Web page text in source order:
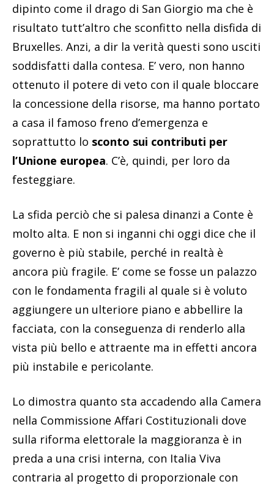
dipinto come il drago di San Giorgio ma che è
risultato tutt’altro che sconfitto nella disfida di
Bruxelles. Anzi, a dir la verità questi sono usciti
soddisfatti dalla contesa. E’ vero, non hanno
ottenuto il potere di veto con il quale bloccare
la concessione della risorse, ma hanno portato
a casa il famoso freno d’emergenza e
soprattutto lo sconto sui contributi per
l’Unione europea. C’è, quindi, per loro da
festeggiare.
La sfida perciò che si palesa dinanzi a Conte è
molto alta. E non si inganni chi oggi dice che il
governo è più stabile, perché in realtà è
ancora più fragile. E’ come se fosse un palazzo
con le fondamenta fragili al quale si è voluto
aggiungere un ulteriore piano e abbellire la
facciata, con la conseguenza di renderlo alla
vista più bello e attraente ma in effetti ancora
più instabile e pericolante.
Lo dimostra quanto sta accadendo alla Camera
nella Commissione Affari Costituzionali dove
sulla riforma elettorale la maggioranza è in
preda a una crisi interna, con Italia Viva
contraria al progetto di proporzionale con